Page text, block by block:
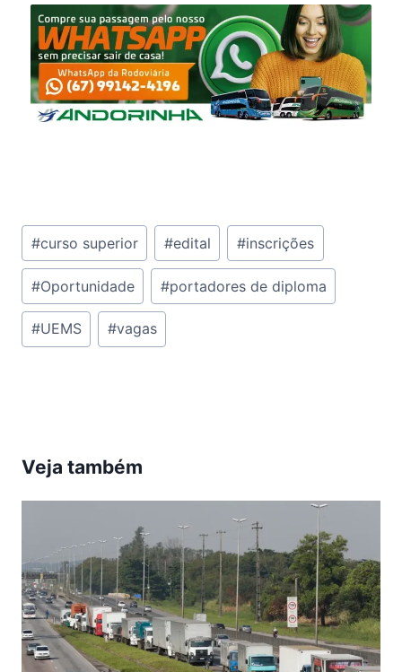
Tags
do
Post:
#curso superior #edital #inscrições
#Oportunidade #portadores de diploma
#UEMS #vagas
Veja também